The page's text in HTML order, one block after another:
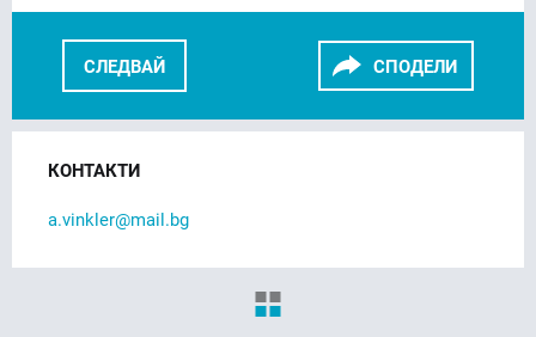
СЛЕДВАЙ СПОДЕЛИ
КОНТАКТИ
a.vinkler@mail.bg